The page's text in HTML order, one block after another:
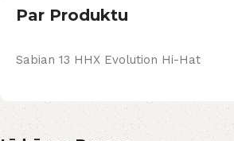
Par Produktu
Sabian 13 HHX Evolution Hi-Hat